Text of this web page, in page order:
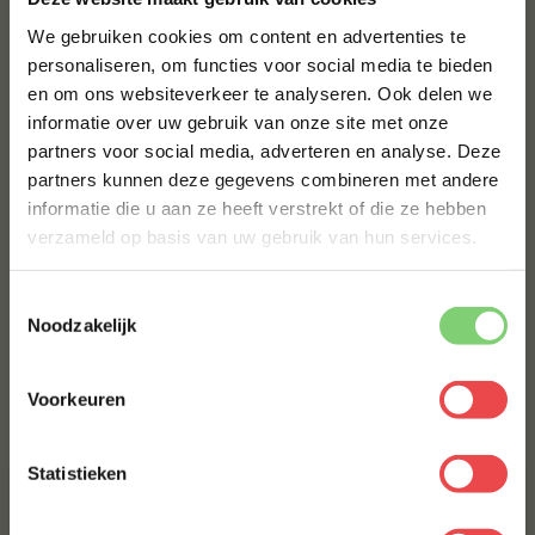
We gebruiken cookies om content en advertenties te
personaliseren, om functies voor social media te bieden
en om ons websiteverkeer te analyseren. Ook delen we
informatie over uw gebruik van onze site met onze
partners voor social media, adverteren en analyse. Deze
partners kunnen deze gegevens combineren met andere
informatie die u aan ze heeft verstrekt of die ze hebben
verzameld op basis van uw gebruik van hun services.
Noodzakelijk
Voorkeuren
Statistieken
MAAK JE NO RUBBISH NAKED GUN POWDER RUB COMPLEET!
ANGUS PICANHA IERLAND
€ 76,50
BBQUALITY SPG RUB
€ 10,50
€ 6,95
10% korting op je
eerste bestelling*
Schrijf je in voor onze nieuwsbrief en ontvang direct
10% korting op jouw eerste bestelling.
ACHTERNAAM